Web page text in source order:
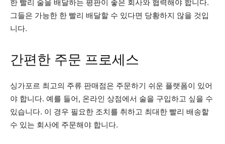
한 빨리 술을 배달하는 평판이 좋은 회사와 협력해야 합니다.
그들은 가능한 한 빨리 배달할 수 있다면 당황하지 않을 것입
니다.
간편한 주문 프로세스
싱가포르 최고의 주류 판매점은 주문하기 쉬운 플랫폼이 있어
야 합니다. 예를 들어, 온라인 상점에서 술을 구입하고 싶을 수
있습니다. 이 경우 필요한 조치를 취하고 최대한 빨리 배송할
수 있는 회사에 주문해야 합니다.